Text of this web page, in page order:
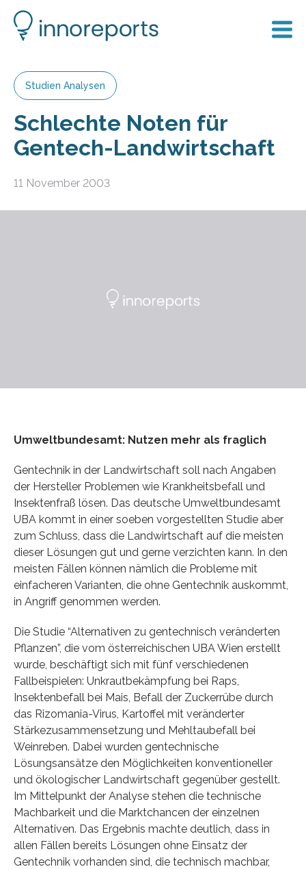
Studien Analysen
Schlechte Noten für
Gentech-Landwirtschaft
11 November 2003
Umweltbundesamt: Nutzen mehr als fraglich
Gentechnik in der Landwirtschaft soll nach Angaben
der Hersteller Problemen wie Krankheitsbefall und
Insektenfraß lösen. Das deutsche Umweltbundesamt
UBA kommt in einer soeben vorgestellten Studie aber
zum Schluss, dass die Landwirtschaft auf die meisten
dieser Lösungen gut und gerne verzichten kann. In den
meisten Fällen können nämlich die Probleme mit
einfacheren Varianten, die ohne Gentechnik auskommt,
in Angriff genommen werden.
Die Studie “Alternativen zu gentechnisch veränderten
Pflanzen”, die vom österreichischen UBA Wien erstellt
wurde, beschäftigt sich mit fünf verschiedenen
Fallbeispielen: Unkrautbekämpfung bei Raps,
Insektenbefall bei Mais, Befall der Zuckerrübe durch
das Rizomania-Virus, Kartoffel mit veränderter
Stärkezusammensetzung und Mehltaubefall bei
Weinreben. Dabei wurden gentechnische
Lösungsansätze den Möglichkeiten konventioneller
und ökologischer Landwirtschaft gegenüber gestellt.
Im Mittelpunkt der Analyse stehen die technische
Machbarkeit und die Marktchancen der einzelnen
Alternativen. Das Ergebnis machte deutlich, dass in
allen Fällen bereits Lösungen ohne Einsatz der
Gentechnik vorhanden sind, die technisch machbar,